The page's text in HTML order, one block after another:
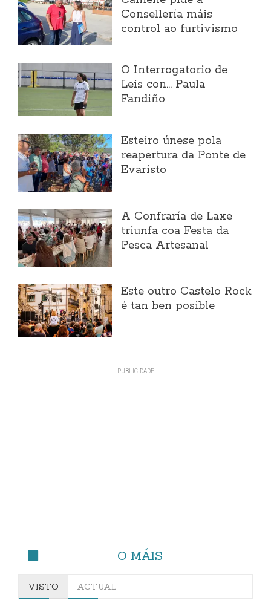
Consellería máis
control ao furtivismo
O Interrogatorio de
Leis con... Paula
Fandiño
Esteiro únese pola
reapertura da Ponte de
Evaristo
A Confraría de Laxe
triunfa coa Festa da
Pesca Artesanal
Este outro Castelo Rock
é tan ben posible
O MÁIS
VISTO ACTUAL